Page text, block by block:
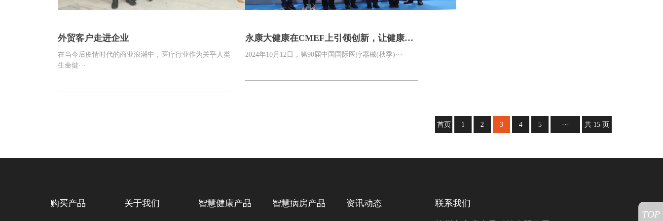
外贸客户走进企业
在当今后疫情时代的商业浪潮中，医疗行业作为关乎人类
生命健···
永康大健康在CMEF上引领创新，让健康更
智能
2024年10月12日，第90届中国国际医疗器械(秋季)···
首页 1 2 3 4 5 ··· 共 15 页
购买产品 关于我们 智慧健康产品 智慧病房产品 资讯动态 联系我们
TOP